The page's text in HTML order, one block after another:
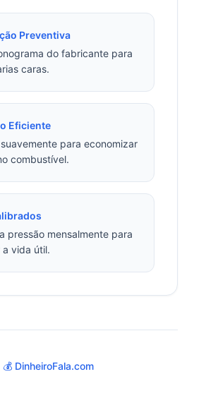
Preventiva
do fabricante para
caras.
Eficiente
para economizar
combustível.
pressão mensalmente para
vida útil.
💰 DinheiroFala.com